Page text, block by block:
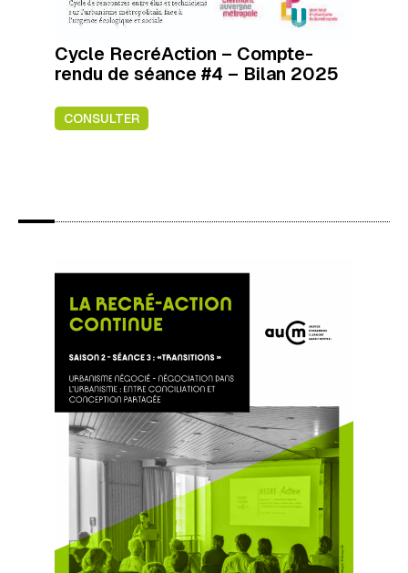
Cycle RecréAction – Compte-
rendu de séance #4 – Bilan 2025
CONSULTER